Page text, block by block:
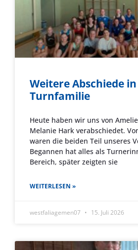
Weitere Abschiede
Turnfamilie
Heute haben wir uns von
Melanie Hark verabschiedet.
waren die beiden Teil unseres
Begannen hat alles als
Bereich, später zeigten sie
WEITERLESEN »
westfaliagemen07 15. Juli 2026